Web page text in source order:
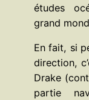
études
grand
En fait, si
direction,
Drake
partie